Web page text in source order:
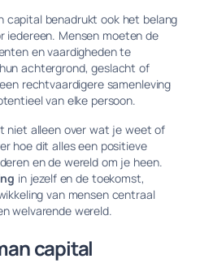
capital benadrukt ook het belang
iedereen. Mensen moeten de
en vaardigheden te
achtergrond, geslacht of
rechtvaardigere samenleving
van elke persoon.
niet alleen over wat je weet of
hoe dit alles een positieve
en de wereld om je heen.
in jezelf en de toekomst,
van mensen centraal
welvarende wereld.
capital